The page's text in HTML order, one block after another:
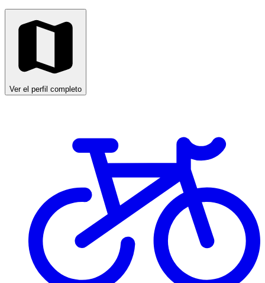
Ver el perfil completo